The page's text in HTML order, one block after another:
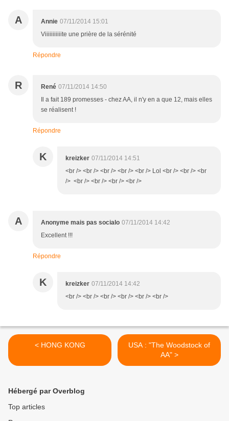
A Annie 07/11/2014 15:01
Viiiiiiiiiiite une prière de la sérénité
Répondre
R René 07/11/2014 14:50
Il a fait 189 promesses - chez AA, il n'y en a que 12, mais elles
se réalisent !
Répondre
K kreizker 07/11/2014 14:51
<br /> <br /> <br /> <br /> <br /> Lol <br /> <br /> <br
/> <br /> <br /> <br /> <br />
A Anonyme mais pas socialo 07/11/2014 14:42
Excellent !!!
Répondre
K kreizker 07/11/2014 14:42
<br /> <br /> <br /> <br /> <br /> <br />
< HONG KONG
USA : "The Woodstock of
AA" >
Hébergé par Overblog
Top articles